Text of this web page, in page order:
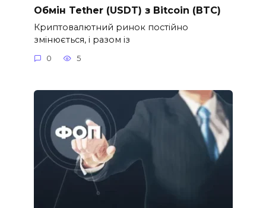
Обмін Tether (USDT) з Bitcoin (BTC)
Криптовалютний ринок постійно
змінюється, і разом із
0 5